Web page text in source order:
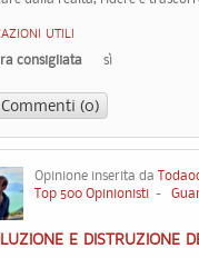
UTILI
consigliata sì
Commenti (0)
Opinione inserita da
Top 500 Opinionisti -
E DISTRUZIONE